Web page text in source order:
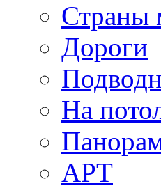
Страны
Дороги
На
АРТ